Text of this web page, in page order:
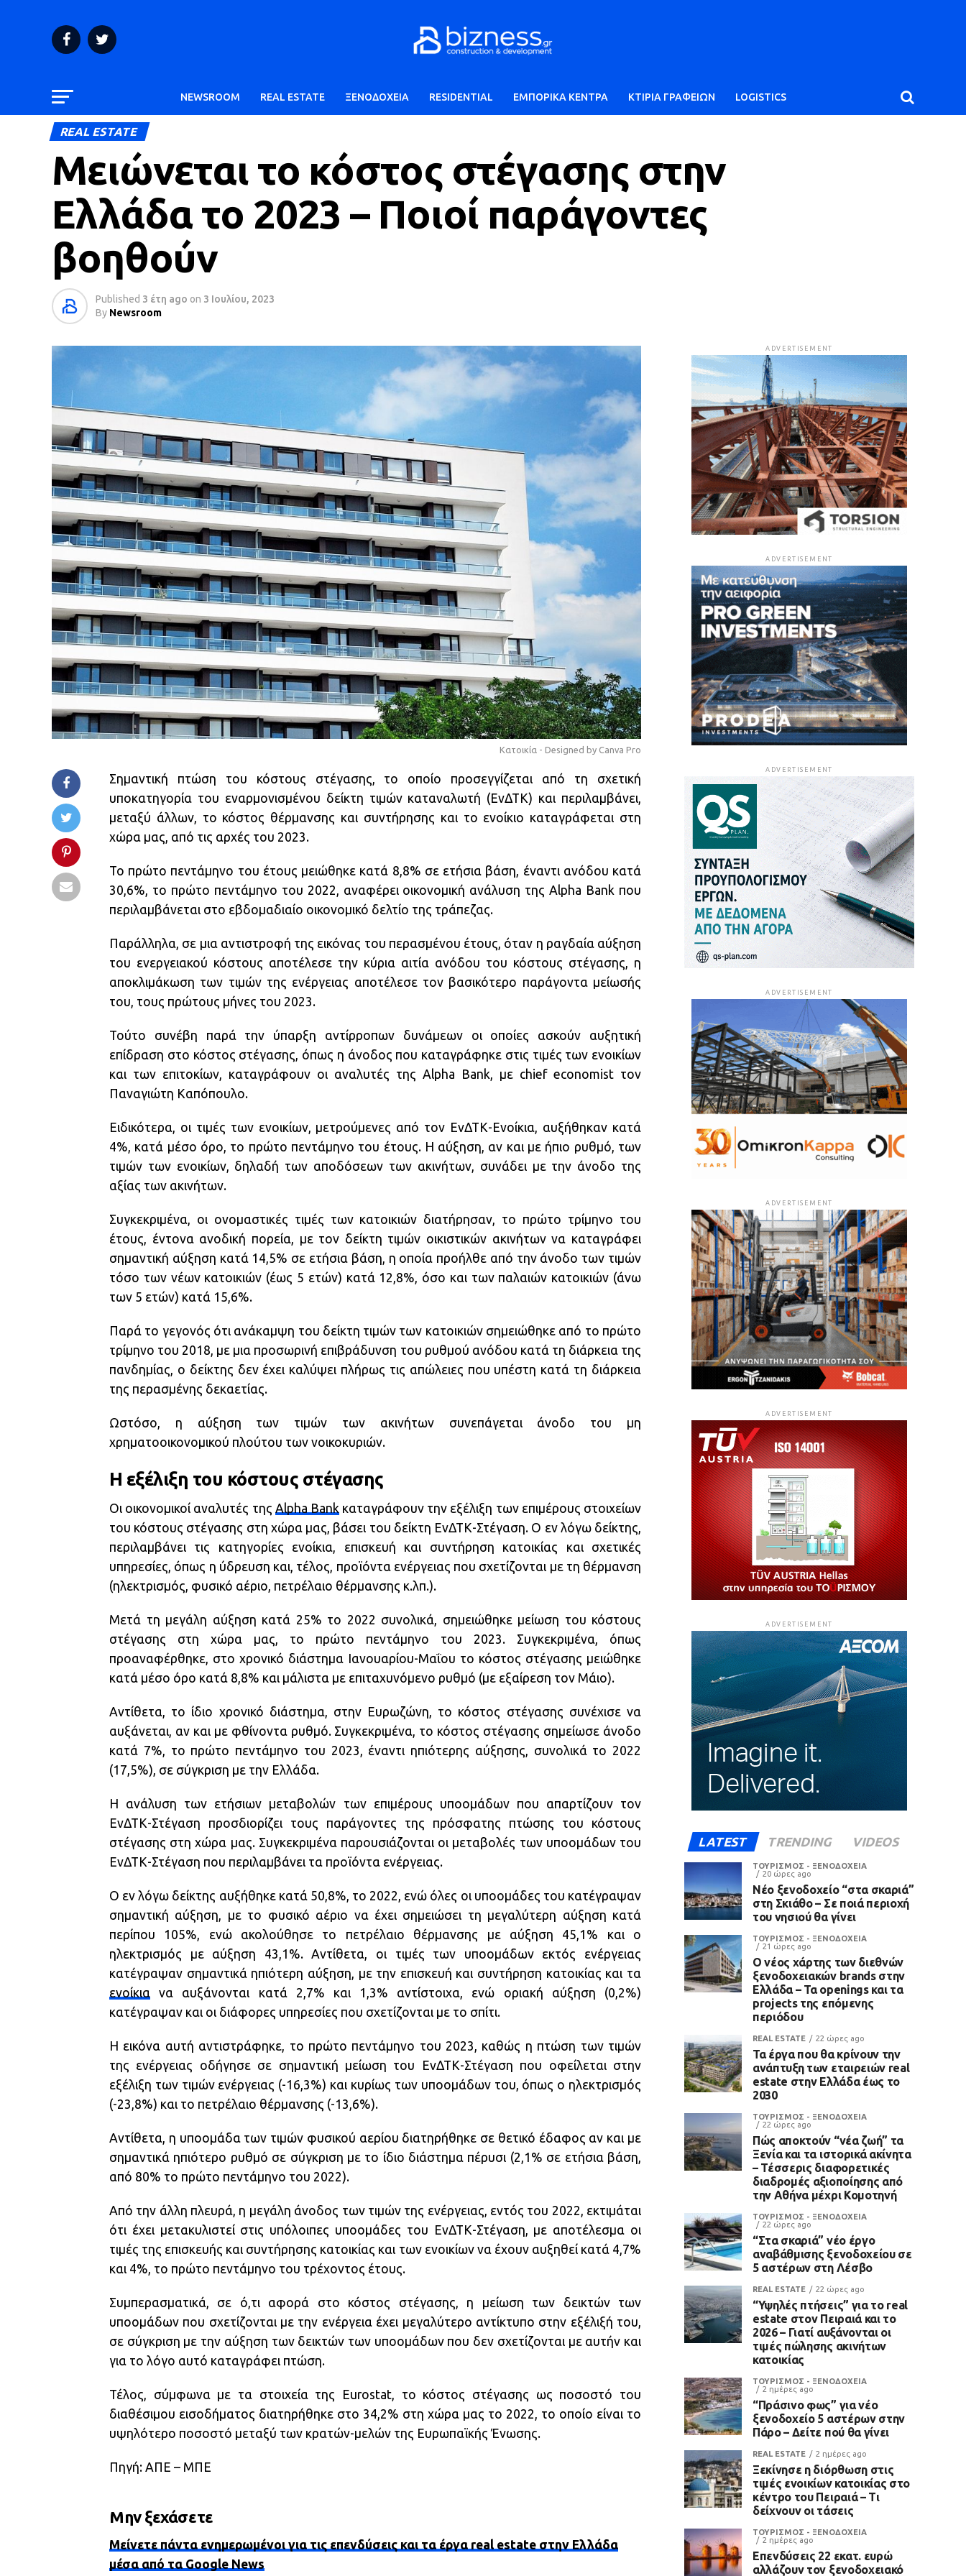
NEWSROOM REAL ESTATE ΞΕΝΟΔΟΧΕΙΑ RESIDENTIAL ΕΜΠΟΡΙΚΑ ΚΕΝΤΡΑ ΚΤΙΡΙΑ ΓΡΑΦΕΙΩΝ LOGISTICS
REAL ESTATE
Μειώνεται το κόστος στέγασης στην
Ελλάδα το 2023 – Ποιοί παράγοντες
βοηθούν
Published 3 έτη ago on 3 Ιουλίου, 2023
By Newsroom
Κατοικία - Designed by Canva Pro
Σημαντική πτώση του κόστους στέγασης, το οποίο προσεγγίζεται από τη σχετική
υποκατηγορία του εναρμονισμένου δείκτη τιμών καταναλωτή (ΕνΔΤΚ) και περιλαμβάνει,
μεταξύ άλλων, το κόστος θέρμανσης και συντήρησης και το ενοίκιο καταγράφεται στη
χώρα μας, από τις αρχές του 2023.
Το πρώτο πεντάμηνο του έτους μειώθηκε κατά 8,8% σε ετήσια βάση, έναντι ανόδου κατά
30,6%, το πρώτο πεντάμηνο του 2022, αναφέρει οικονομική ανάλυση της Alpha Bank που
περιλαμβάνεται στο εβδομαδιαίο οικονομικό δελτίο της τράπεζας.
Παράλληλα, σε μια αντιστροφή της εικόνας του περασμένου έτους, όταν η ραγδαία αύξηση
του ενεργειακού κόστους αποτέλεσε την κύρια αιτία ανόδου του κόστους στέγασης, η
αποκλιμάκωση των τιμών της ενέργειας αποτέλεσε τον βασικότερο παράγοντα μείωσής
του, τους πρώτους μήνες του 2023.
Τούτο συνέβη παρά την ύπαρξη αντίρροπων δυνάμεων οι οποίες ασκούν αυξητική
επίδραση στο κόστος στέγασης, όπως η άνοδος που καταγράφηκε στις τιμές των ενοικίων
και των επιτοκίων, καταγράφουν οι αναλυτές της Alpha Bank, με chief economist τον
Παναγιώτη Καπόπουλο.
Ειδικότερα, οι τιμές των ενοικίων, μετρούμενες από τον ΕνΔΤΚ-Ενοίκια, αυξήθηκαν κατά
4%, κατά μέσο όρο, το πρώτο πεντάμηνο του έτους. Η αύξηση, αν και με ήπιο ρυθμό, των
τιμών των ενοικίων, δηλαδή των αποδόσεων των ακινήτων, συνάδει με την άνοδο της
αξίας των ακινήτων.
Συγκεκριμένα, οι ονομαστικές τιμές των κατοικιών διατήρησαν, το πρώτο τρίμηνο του
έτους, έντονα ανοδική πορεία, με τον δείκτη τιμών οικιστικών ακινήτων να καταγράφει
σημαντική αύξηση κατά 14,5% σε ετήσια βάση, η οποία προήλθε από την άνοδο των τιμών
τόσο των νέων κατοικιών (έως 5 ετών) κατά 12,8%, όσο και των παλαιών κατοικιών (άνω
των 5 ετών) κατά 15,6%.
Παρά το γεγονός ότι ανάκαμψη του δείκτη τιμών των κατοικιών σημειώθηκε από το πρώτο
τρίμηνο του 2018, με μια προσωρινή επιβράδυνση του ρυθμού ανόδου κατά τη διάρκεια της
πανδημίας, ο δείκτης δεν έχει καλύψει πλήρως τις απώλειες που υπέστη κατά τη διάρκεια
της περασμένης δεκαετίας.
Ωστόσο, η αύξηση των τιμών των ακινήτων συνεπάγεται άνοδο του μη
χρηματοοικονομικού πλούτου των νοικοκυριών.
H εξέλιξη του κόστους στέγασης
Οι οικονομικοί αναλυτές της Alpha Bank καταγράφουν την εξέλιξη των επιμέρους στοιχείων
του κόστους στέγασης στη χώρα μας, βάσει του δείκτη ΕνΔΤΚ-Στέγαση. Ο εν λόγω δείκτης,
περιλαμβάνει τις κατηγορίες ενοίκια, επισκευή και συντήρηση κατοικίας και σχετικές
υπηρεσίες, όπως η ύδρευση και, τέλος, προϊόντα ενέργειας που σχετίζονται με τη θέρμανση
(ηλεκτρισμός, φυσικό αέριο, πετρέλαιο θέρμανσης κ.λπ.).
Μετά τη μεγάλη αύξηση κατά 25% το 2022 συνολικά, σημειώθηκε μείωση του κόστους
στέγασης στη χώρα μας, το πρώτο πεντάμηνο του 2023. Συγκεκριμένα, όπως
προαναφέρθηκε, στο χρονικό διάστημα Ιανουαρίου-Μαΐου το κόστος στέγασης μειώθηκε
κατά μέσο όρο κατά 8,8% και μάλιστα με επιταχυνόμενο ρυθμό (με εξαίρεση τον Μάιο).
Αντίθετα, το ίδιο χρονικό διάστημα, στην Ευρωζώνη, το κόστος στέγασης συνέχισε να
αυξάνεται, αν και με φθίνοντα ρυθμό. Συγκεκριμένα, το κόστος στέγασης σημείωσε άνοδο
κατά 7%, το πρώτο πεντάμηνο του 2023, έναντι ηπιότερης αύξησης, συνολικά το 2022
(17,5%), σε σύγκριση με την Ελλάδα.
Η ανάλυση των ετήσιων μεταβολών των επιμέρους υποομάδων που απαρτίζουν τον
ΕνΔΤΚ-Στέγαση προσδιορίζει τους παράγοντες της πρόσφατης πτώσης του κόστους
στέγασης στη χώρα μας. Συγκεκριμένα παρουσιάζονται οι μεταβολές των υποομάδων του
ΕνΔΤΚ-Στέγαση που περιλαμβάνει τα προϊόντα ενέργειας.
Ο εν λόγω δείκτης αυξήθηκε κατά 50,8%, το 2022, ενώ όλες οι υποομάδες του κατέγραψαν
σημαντική αύξηση, με το φυσικό αέριο να έχει σημειώσει τη μεγαλύτερη αύξηση κατά
περίπου 105%, ενώ ακολούθησε το πετρέλαιο θέρμανσης με αύξηση 45,1% και ο
ηλεκτρισμός με αύξηση 43,1%. Αντίθετα, οι τιμές των υποομάδων εκτός ενέργειας
κατέγραψαν σημαντικά ηπιότερη αύξηση, με την επισκευή και συντήρηση κατοικίας και τα
ενοίκια να αυξάνονται κατά 2,7% και 1,3% αντίστοιχα, ενώ οριακή αύξηση (0,2%)
κατέγραψαν και οι διάφορες υπηρεσίες που σχετίζονται με το σπίτι.
Η εικόνα αυτή αντιστράφηκε, το πρώτο πεντάμηνο του 2023, καθώς η πτώση των τιμών
της ενέργειας οδήγησε σε σημαντική μείωση του ΕνΔΤΚ-Στέγαση που οφείλεται στην
εξέλιξη των τιμών ενέργειας (-16,3%) και κυρίως των υποομάδων του, όπως ο ηλεκτρισμός
(-23,8%) και το πετρέλαιο θέρμανσης (-13,6%).
Αντίθετα, η υποομάδα των τιμών φυσικού αερίου διατηρήθηκε σε θετικό έδαφος αν και με
σημαντικά ηπιότερο ρυθμό σε σύγκριση με το ίδιο διάστημα πέρυσι (2,1% σε ετήσια βάση,
από 80% το πρώτο πεντάμηνο του 2022).
Από την άλλη πλευρά, η μεγάλη άνοδος των τιμών της ενέργειας, εντός του 2022, εκτιμάται
ότι έχει μετακυλιστεί στις υπόλοιπες υποομάδες του ΕνΔΤΚ-Στέγαση, με αποτέλεσμα οι
τιμές της επισκευής και συντήρησης κατοικίας και των ενοικίων να έχουν αυξηθεί κατά 4,7%
και 4%, το πρώτο πεντάμηνο του τρέχοντος έτους.
Συμπερασματικά, σε ό,τι αφορά στο κόστος στέγασης, η μείωση των δεικτών των
υποομάδων που σχετίζονται με την ενέργεια έχει μεγαλύτερο αντίκτυπο στην εξέλιξή του,
σε σύγκριση με την αύξηση των δεικτών των υποομάδων που δεν σχετίζονται με αυτήν και
για το λόγο αυτό καταγράφει πτώση.
Τέλος, σύμφωνα με τα στοιχεία της Eurostat, το κόστος στέγασης ως ποσοστό του
διαθέσιμου εισοδήματος διατηρήθηκε στο 34,2% στη χώρα μας το 2022, το οποίο είναι το
υψηλότερο ποσοστό μεταξύ των κρατών-μελών της Ευρωπαϊκής Ένωσης.
Πηγή: ΑΠΕ – ΜΠΕ
Μην ξεχάσετε
Μείνετε πάντα ενημερωμένοι για τις επενδύσεις και τα έργα real estate στην Ελλάδα
μέσα από τα Google News
ADVERTISEMENT
ADVERTISEMENT
ADVERTISEMENT
ADVERTISEMENT
ADVERTISEMENT
ADVERTISEMENT
ADVERTISEMENT
LATEST TRENDING VIDEOS
ΤΟΥΡΙΣΜΟΣ - ΞΕΝΟΔΟΧΕΙΑ
20 ώρες ago
Νέο ξενοδοχείο “στα σκαριά”
στη Σκιάθο – Σε ποιά περιοχή
του νησιού θα γίνει
ΤΟΥΡΙΣΜΟΣ - ΞΕΝΟΔΟΧΕΙΑ
21 ώρες ago
Ο νέος χάρτης των διεθνών
ξενοδοχειακών brands στην
Ελλάδα – Τα openings και τα
projects της επόμενης
περιόδου
REAL ESTATE 22 ώρες ago
Τα έργα που θα κρίνουν την
ανάπτυξη των εταιρειών real
estate στην Ελλάδα έως το
2030
ΤΟΥΡΙΣΜΟΣ - ΞΕΝΟΔΟΧΕΙΑ
22 ώρες ago
Πώς αποκτούν “νέα ζωή” τα
Ξενία και τα ιστορικά ακίνητα
– Τέσσερις διαφορετικές
διαδρομές αξιοποίησης από
την Αθήνα μέχρι Κομοτηνή
ΤΟΥΡΙΣΜΟΣ - ΞΕΝΟΔΟΧΕΙΑ
22 ώρες ago
“Στα σκαριά” νέο έργο
αναβάθμισης ξενοδοχείου σε
5 αστέρων στη Λέσβο
REAL ESTATE 22 ώρες ago
“Υψηλές πτήσεις” για το real
estate στον Πειραιά και το
2026 – Γιατί αυξάνονται οι
τιμές πώλησης ακινήτων
κατοικίας
ΤΟΥΡΙΣΜΟΣ - ΞΕΝΟΔΟΧΕΙΑ
2 ημέρες ago
“Πράσινο φως” για νέο
ξενοδοχείο 5 αστέρων στην
Πάρο – Δείτε πού θα γίνει
REAL ESTATE 2 ημέρες ago
Ξεκίνησε η διόρθωση στις
τιμές ενοικίων κατοικίας στο
κέντρο του Πειραιά – Τι
δείχνουν οι τάσεις
ΤΟΥΡΙΣΜΟΣ - ΞΕΝΟΔΟΧΕΙΑ
2 ημέρες ago
Επενδύσεις 22 εκατ. ευρώ
αλλάζουν τον ξενοδοχειακό